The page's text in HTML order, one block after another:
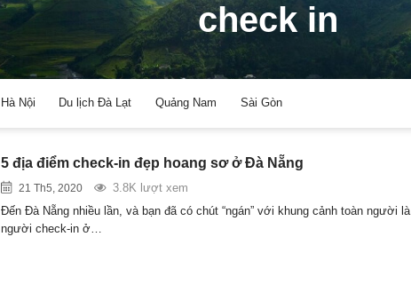
check in
Hà Nội Du lịch Đà Lạt Quảng Nam Sài Gòn
5 địa điểm check-in đẹp hoang sơ ở Đà Nẵng
21 Th5, 2020
3.8K lượt xem
Đến Đà Nẵng nhiều lần, và bạn đã có chút “ngán” với khung cảnh toàn người là
người check-in ở…